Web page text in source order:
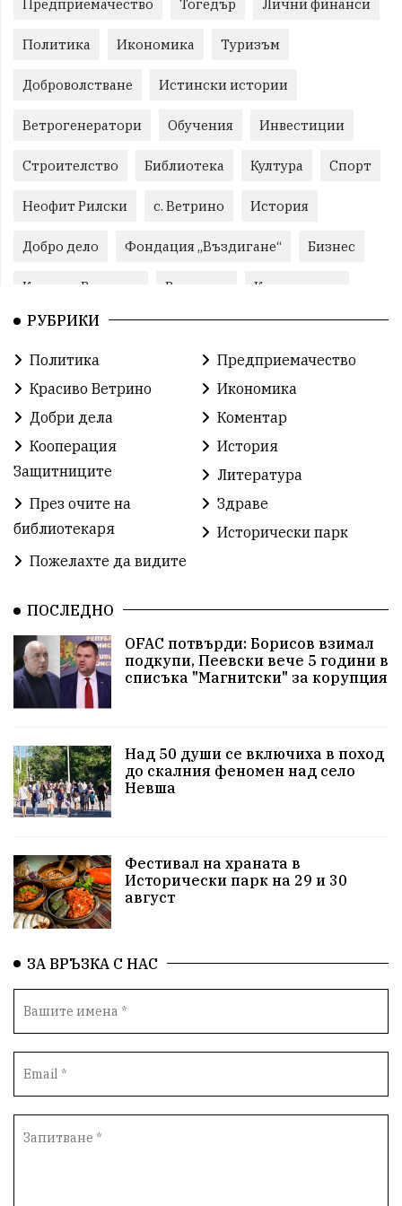
Предприемачество Тогедър Лични финанси
Политика Икономика Туризъм
Доброволстване Истински истории
Ветрогенератори Обучения Инвестиции
Строителство Библиотека Култура Спорт
Неофит Рилски с. Ветрино История
Добро дело Фондация „Въздигане“ Бизнес
Красиво Ветрино Развитие Криминално
Фондация Въздигане
Автосъбитие Празници Розариумът
Партия "Величие" Здраве
СУ „Христо Ботев“ – Ветрино Вълчи дол
Предстоящи Доброволчески дейности
Забавления Второ българско царство
Храна от село Лична инициатива
Здравословно Изкуство Заедно за България
Актуално Образователно
Красиво Ветрино защитниците
Детски лагер
Историческа живопис
Народно читалище Изобразително изкуство
български художници
Семейство Новости
Възстановки
благотворителност Красиво Ветрино медии
Родолюбие обучение Доброплодно
Духовност
РУБРИКИ
Политика
Предприемачество
Красиво Ветрино
Икономика
Добри дела
Коментар
Кооперация
Защитниците
История
Литература
През очите на
библиотекаря
Здраве
Исторически парк
Пожелахте да видите
ПОСЛЕДНО
OFAC потвърди: Борисов взимал
подкупи, Пеевски вече 5 години в
списъка "Магнитски" за корупция
Над 50 души се включиха в поход
до скалния феномен над село
Невша
Фестивал на храната в
Исторически парк на 29 и 30
август
ЗА ВРЪЗКА С НАС